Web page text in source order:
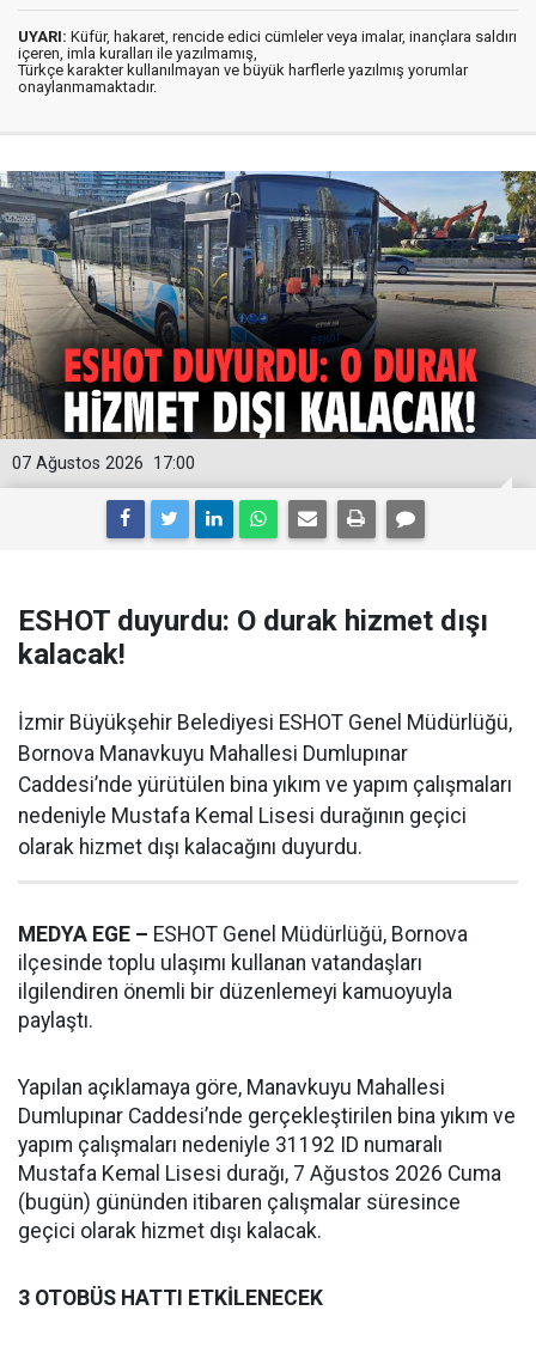
UYARI: Küfür, hakaret, rencide edici cümleler veya imalar, inançlara saldırı
içeren, imla kuralları ile yazılmamış,
Türkçe karakter kullanılmayan ve büyük harflerle yazılmış yorumlar
onaylanmamaktadır.
17:00
07 Ağustos 2026
ESHOT duyurdu: O durak hizmet dışı
kalacak!
İzmir Büyükşehir Belediyesi ESHOT Genel Müdürlüğü,
Bornova Manavkuyu Mahallesi Dumlupınar
Caddesi’nde yürütülen bina yıkım ve yapım çalışmaları
nedeniyle Mustafa Kemal Lisesi durağının geçici
olarak hizmet dışı kalacağını duyurdu.
MEDYA EGE – ESHOT Genel Müdürlüğü, Bornova
ilçesinde toplu ulaşımı kullanan vatandaşları
ilgilendiren önemli bir düzenlemeyi kamuoyuyla
paylaştı.
Yapılan açıklamaya göre, Manavkuyu Mahallesi
Dumlupınar Caddesi’nde gerçekleştirilen bina yıkım ve
yapım çalışmaları nedeniyle 31192 ID numaralı
Mustafa Kemal Lisesi durağı, 7 Ağustos 2026 Cuma
(bugün) gününden itibaren çalışmalar süresince
geçici olarak hizmet dışı kalacak.
3 OTOBÜS HATTI ETKİLENECEK